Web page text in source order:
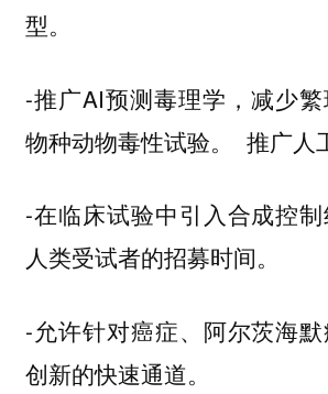
型。
-推广AI预测毒理学，减少
物种动物毒性试验。 推广人
-在临床试验中引入合成控
人类受试者的招募时间。
-允许针对癌症、阿尔茨海
创新的快速通道。